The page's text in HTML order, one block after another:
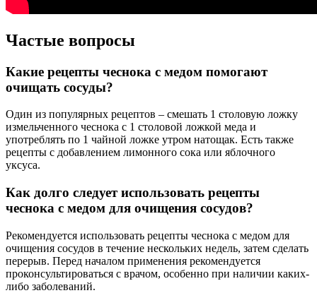
Частые вопросы
Какие рецепты чеснока с медом помогают
очищать сосуды?
Один из популярных рецептов – смешать 1 столовую ложку
измельченного чеснока с 1 столовой ложкой меда и
употреблять по 1 чайной ложке утром натощак. Есть также
рецепты с добавлением лимонного сока или яблочного
уксуса.
Как долго следует использовать рецепты
чеснока с медом для очищения сосудов?
Рекомендуется использовать рецепты чеснока с медом для
очищения сосудов в течение нескольких недель, затем сделать
перерыв. Перед началом применения рекомендуется
проконсультироваться с врачом, особенно при наличии каких-
либо заболеваний.